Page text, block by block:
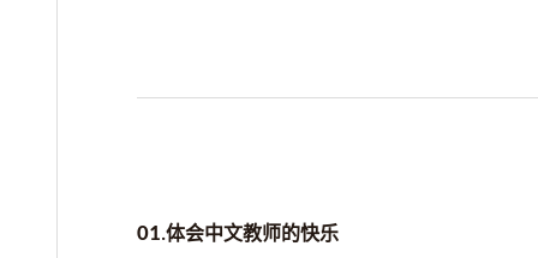
01.体会中文教师的快乐